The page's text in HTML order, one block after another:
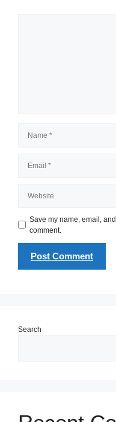
Save my name, email,
comment.
Search